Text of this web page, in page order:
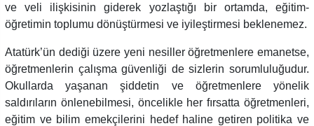
ve veli ilişkisinin giderek yozlaştığı bir ortamda, eğitim-
öğretimin toplumu dönüştürmesi ve iyileştirmesi beklenemez.
Atatürk’ün dediği üzere yeni nesiller öğretmenlere emanetse,
öğretmenlerin çalışma güvenliği de sizlerin sorumluluğudur.
Okullarda yaşanan şiddetin ve öğretmenlere yönelik
saldırıların önlenebilmesi, öncelikle her fırsatta öğretmenleri,
eğitim ve bilim emekçilerini hedef haline getiren politika ve